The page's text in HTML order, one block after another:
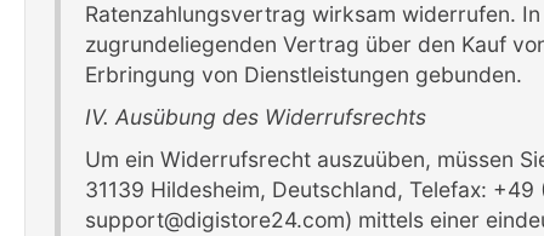
Ratenzahlungsvertrag wirksam widerrufen.
zugrundeliegenden Vertrag über den Kauf
Erbringung von Dienstleistungen gebunden.
IV. Ausübung des Widerrufsrechts
Um ein Widerrufsrecht auszuüben, müssen
31139 Hildesheim, Deutschland, Telefax:
support@digistore24.com) mittels einer